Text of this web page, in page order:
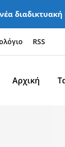
RSS
Αρχική